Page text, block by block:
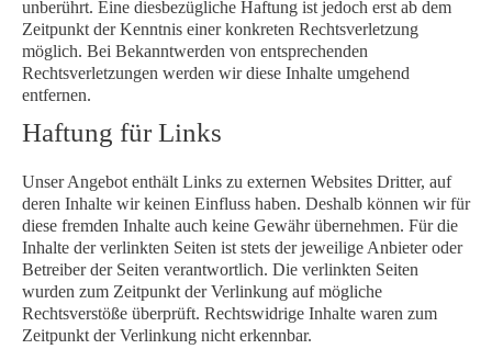
unberührt. Eine diesbezügliche Haftung ist jedoch erst ab dem
Zeitpunkt der Kenntnis einer konkreten Rechtsverletzung
möglich. Bei Bekanntwerden von entsprechenden
Rechtsverletzungen werden wir diese Inhalte umgehend
entfernen.
Haftung für Links
Unser Angebot enthält Links zu externen Websites Dritter, auf
deren Inhalte wir keinen Einfluss haben. Deshalb können wir für
diese fremden Inhalte auch keine Gewähr übernehmen. Für die
Inhalte der verlinkten Seiten ist stets der jeweilige Anbieter oder
Betreiber der Seiten verantwortlich. Die verlinkten Seiten
wurden zum Zeitpunkt der Verlinkung auf mögliche
Rechtsverstöße überprüft. Rechtswidrige Inhalte waren zum
Zeitpunkt der Verlinkung nicht erkennbar.